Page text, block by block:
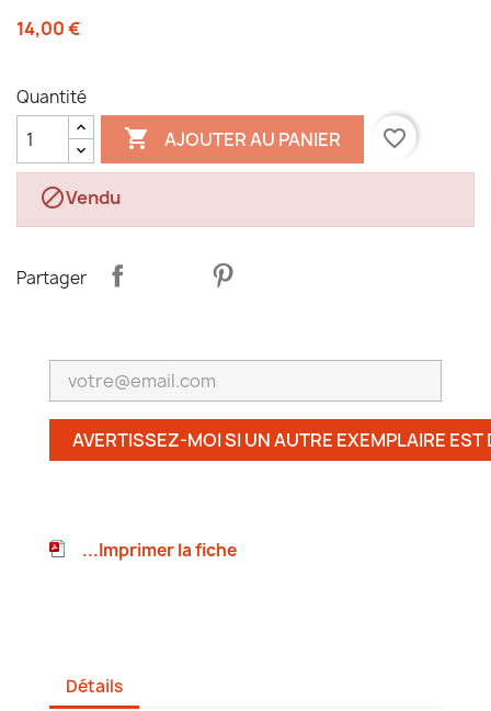
14,00 €
Quantité
 AJOUTER AU PANIER favorite_border
Vendu
Partager
AVERTISSEZ-MOI SI UN AUTRE EXEMPLAIRE EST
...Imprimer la fiche
Détails